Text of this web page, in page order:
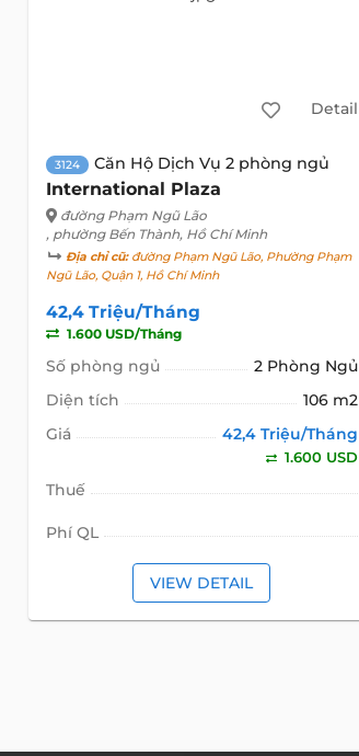
Detail
3124 Căn Hộ Dịch Vụ 2 phòng ngủ
International Plaza
đường Phạm Ngũ Lão
, phường Bến Thành, Hồ Chí Minh
Địa chỉ cũ:đường Phạm Ngũ Lão, Phường Phạm
Ngũ Lão, Quận 1, Hồ Chí Minh
42,4 Triệu/Tháng
1.600 USD/Tháng
Số phòng ngủ
2 Phòng Ngủ
Diện tích
106 m2
Giá
42,4 Triệu/Tháng
1.600 USD
Thuế
Phí QL
VIEW DETAIL